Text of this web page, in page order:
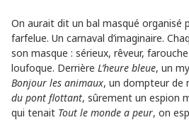
On aurait dit un bal masqué organisé
farfelue. Un carnaval d’imaginaire.
son masque : sérieux, rêveur,
loufoque. Derrière L’heure bleue, un
Bonjour les animaux, un dompteur de
du pont flottant, sûrement un espion
qui tenait Tout le monde a peur, on